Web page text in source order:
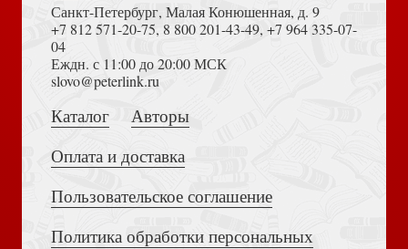
Великая матушка. Преподобномученица Елисавета
Феодоровна. Житие. Воспоминания. Письма
Достоевский Ф.М. Сила и правда России (2024)
Толкование на Апокалипсис (Тихоний Африканский)
Санкт-Петербург, Малая Конюшенная, д. 9
+7 812 571-20-75, 8 800 201-43-49, +7 964 335-07-
04
Еждн. с 11:00 до 20:00 МСК
slovo@peterlink.ru
Каталог
Авторы
Оплата и доставка
Пользовательское соглашение
Политика обработки персональных